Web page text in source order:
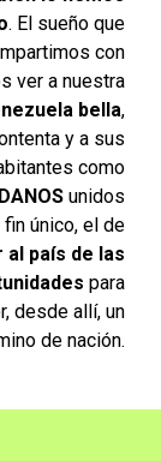
. El sueño que
con
ver a nuestra
bella,
y a sus
como
unidos
fin único, el de
país de las
para
desde allí, un
de nación.